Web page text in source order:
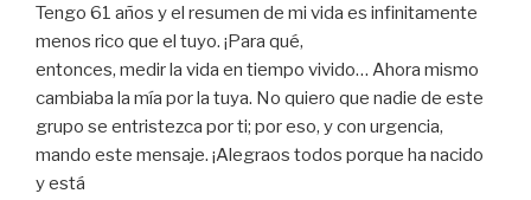
Tengo 61 años y el resumen de mi vida es infinitamente
menos rico que el tuyo. ¡Para qué,
entonces, medir la vida en tiempo vivido… Ahora mismo
cambiaba la mía por la tuya. No quiero que nadie de este
grupo se entristezca por ti; por eso, y con urgencia,
mando este mensaje. ¡Alegraos todos porque ha nacido
y está